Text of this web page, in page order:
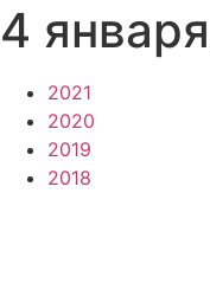
4
2021
2020
2019
2018